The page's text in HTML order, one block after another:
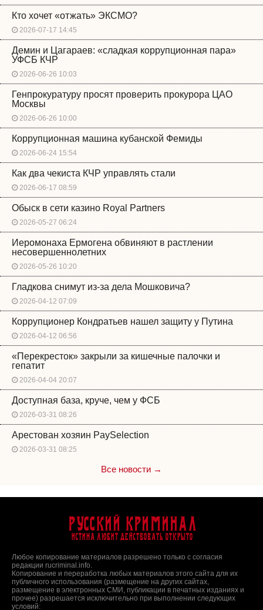
Кто хочет «отжать» ЭКСМО?
2026-07-17 14:45
Демин и Цагараев: «сладкая коррупционная пара»
УФСБ КЧР
2026-06-26 10:03
Генпрокуратуру просят проверить прокурора ЦАО
Москвы
2026-06-26 10:00
Коррупционная машина кубанской Фемиды
2026-06-24 15:54
Как два чекиста КЧР управлять стали
2026-06-17 08:59
Обыск в сети казино Royal Partners
2026-05-27 06:24
Иеромонаха Ермогена обвиняют в растлении
несовершеннолетних
2026-05-26 10:20
Гладкова снимут из-за дела Мошковича?
2026-04-12 07:09
Коррупционер Кондратьев нашел защиту у Путина
2026-04-12 06:56
«Перекресток» закрыли за кишечные палочки и
гепатит
2026-04-04 20:07
Доступная база, круче, чем у ФСБ
2026-03-31 08:26
Арестован хозяин PaySelection
2026-03-31 08:25
Все новости →
Русский Криминал
Истина любит действовать открыто
Любое копирование материалов разрешено только с согласия
редакции rucriminal.info.
Копирование и переработка любых материалов этого сайта для их
публичного использования (размещение на других сайтах,
размещение в электронных СМИ, публикации в печатных изданиях и
прочее) разрешается исключительно при выполнении следующих
условий: